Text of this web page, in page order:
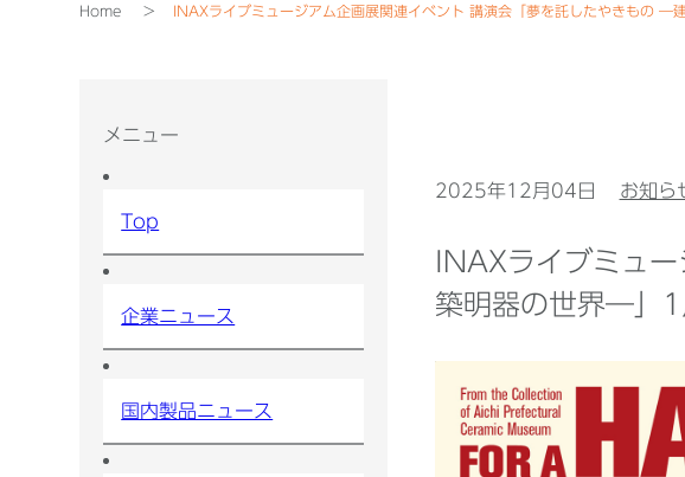
Home INAXライブミュージアム企画展関連イベント 講演会「夢を託したやきもの ―
メニュー
Top
企業ニュース
国内製品ニュース
2025年12月04日 お知ら
INAXライブミュ
築明器の世界―」1